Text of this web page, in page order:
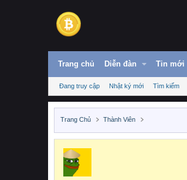
Trang chủ Diễn đàn Tin mới
Đang truy cập Nhật ký mới Tìm kiếm
Trang Chủ Thành Viên